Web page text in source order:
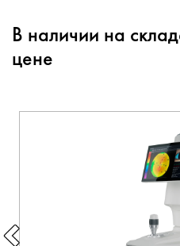
В наличии на
цене